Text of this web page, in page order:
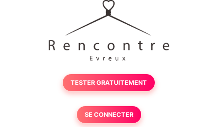
TESTER GRATUITEMENT
SE CONNECTER